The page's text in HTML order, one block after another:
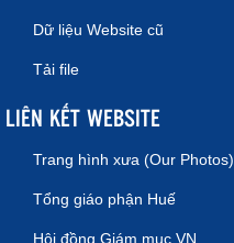
Dữ liệu Website cũ
Tải file
LIÊN KẾT WEBSITE
Trang hình xưa (Our Photos)
Tổng giáo phận Huế
Hội đồng Giám mục VN